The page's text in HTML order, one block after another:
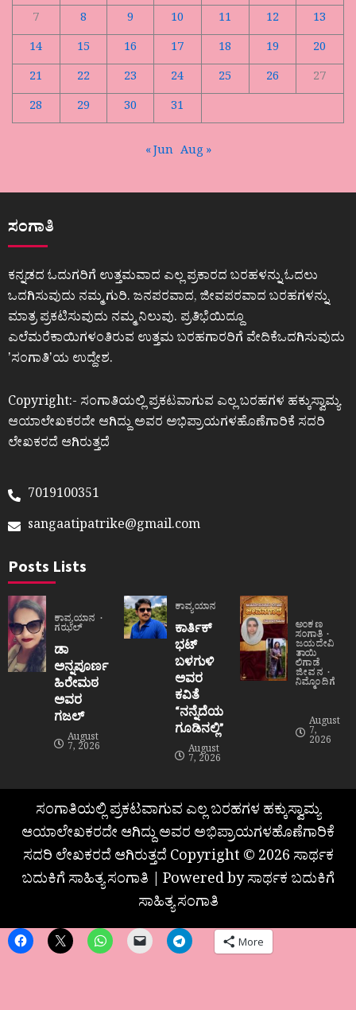
7
8 9 10 11 12
13
14
15 16 17 18 19
20
21
22 23 24 25 26
27
28
29 30 31
« Jun Aug »
ಸಂಗಾತಿ
ಕನ್ನಡದ ಓದುಗರಿಗೆ ಉತ್ತಮವಾದ ಎಲ್ಲ ಪ್ರಕಾರದ ಬರಹಳನ್ನು ಓದಲು
ಒದಗಿಸುವುದು ನಮ್ಮ ಗುರಿ. ಜನಪರವಾದ, ಜೀವಪರವಾದ ಬರಹಗಳನ್ನು
ಮಾತ್ರ ಪ್ರಕಟಿಸುವುದು ನಮ್ಮ ನಿಲುವು. ಪ್ರತಿಭೆಯಿದ್ದೂ
ಎಲೆಮರೆಕಾಯಿಗಳಂತಿರುವ ಉತ್ತಮ ಬರಹಗಾರರಿಗೆ ವೇದಿಕೆಒದಗಿಸುವುದು
ʼಸಂಗಾತಿʼಯ ಉದ್ದೇಶ.
Copyright:- ಸಂಗಾತಿಯಲ್ಲಿ ಪ್ರಕಟವಾಗುವ ಎಲ್ಲ ಬರಹಗಳ ಹಕ್ಕುಸ್ವಾಮ್ಯ
ಆಯಾಲೇಖಕರದೇ ಆಗಿದ್ದು ಅವರ ಅಭಿಪ್ರಾಯಗಳಹೊಣೆಗಾರಿಕೆ ಸದರಿ
ಲೇಖಕರದೆ ಆಗಿರುತ್ತದೆ
7019100351
sangaatipatrike@gmail.com
Posts Lists
ಕಾವ್ಯಯಾನ
ಗಝಲ್
ಡಾ
ಅನ್ನಪೂರ್ಣ
ಹಿರೇಮಠ
ಅವರ
ಗಜಲ್
August
7, 2026
ಕಾವ್ಯಯಾನ
ಕಾರ್ತಿಕ್
ಭಟ್
ಬಳಗುಳಿ
ಅವರ
ಕವಿತೆ
“ನನ್ನೆದೆಯ
ಗೂಡಿನಲ್ಲಿ”
August
7, 2026
ಅಂಕಣ
ಸಂಗಾತಿ
ಜಯದೇವಿ
ತಾಯಿ
ಲಿಗಾಡೆ
ಜೀವನ
ನಿಮ್ಮೊಂದಿಗೆ
August
7,
2026
ಸಂಗಾತಿಯಲ್ಲಿ ಪ್ರಕಟವಾಗುವ ಎಲ್ಲ ಬರಹಗಳ ಹಕ್ಕುಸ್ವಾಮ್ಯ
ಆಯಾಲೇಖಕರದೇ ಆಗಿದ್ದು ಅವರ ಅಭಿಪ್ರಾಯಗಳಹೊಣೆಗಾರಿಕೆ
ಸದರಿ ಲೇಖಕರದೆ ಆಗಿರುತ್ತದೆ Copyright © 2026 ಸಾರ್ಥಕ
ಬದುಕಿಗೆ ಸಾಹಿತ್ಯ ಸಂಗಾತಿ | Powered by ಸಾರ್ಥಕ ಬದುಕಿಗೆ
ಸಾಹಿತ್ಯ ಸಂಗಾತಿ
More